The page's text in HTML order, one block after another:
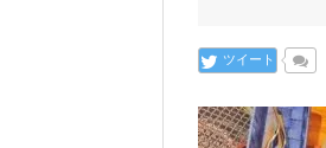
ツイート